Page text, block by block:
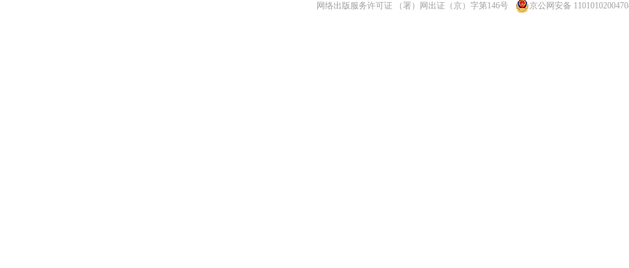
网络出版服务许可证 （署）网出证（京）字第146号
京公网安备